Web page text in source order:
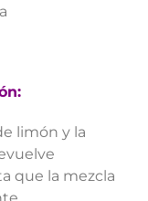
limón y la
que la mezcla